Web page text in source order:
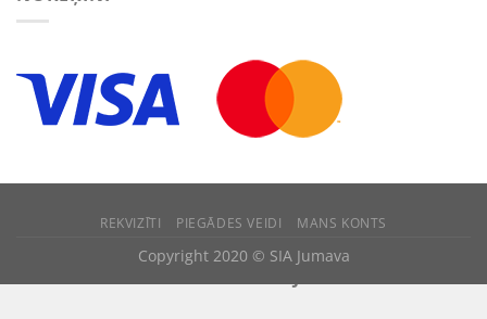
REKVIZĪTI PIEGĀDES VEIDI MANS KONTS
Copyright 2020 © SIA Jumava